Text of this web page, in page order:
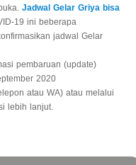
Jadwal Gelar Griya bisa
19 ini beberapa
jadwal Gelar
pembaruan (update)
2020
atau WA) atau melalui
lebih lanjut.